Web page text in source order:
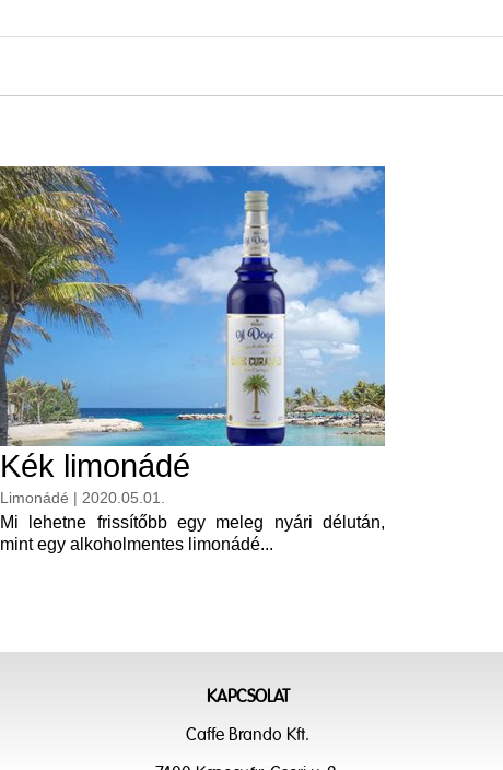
Kék limonádé
Limonádé | 2020.05.01.
Mi lehetne frissítőbb egy meleg nyári délután,
mint egy alkoholmentes limonádé...
KAPCSOLAT
Caffe Brando Kft.